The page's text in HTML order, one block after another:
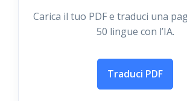
Carica il tuo PDF e traduci una
50 lingue con l’IA.
Traduci PDF